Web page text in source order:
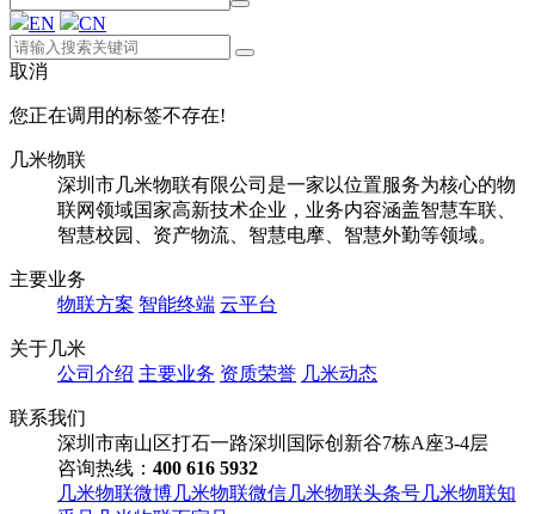
EN CN
取消
您正在调用的标签不存在!
几米物联
深圳市几米物联有限公司是一家以位置服务为核心的物
联网领域国家高新技术企业，业务内容涵盖智慧车联、
智慧校园、资产物流、智慧电摩、智慧外勤等领域。
主要业务
物联方案 智能终端 云平台
关于几米
公司介绍 主要业务 资质荣誉 几米动态
联系我们
深圳市南山区打石一路深圳国际创新谷7栋A座3-4层
咨询热线： 400 616 5932
几米物联微博几米物联微信几米物联头条号几米物联知